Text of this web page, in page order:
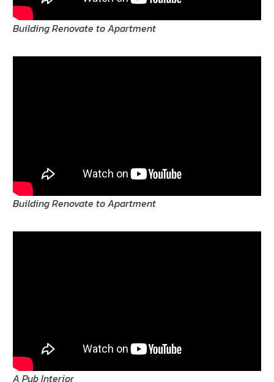
Building Renovate to Apartment
Building Renovate to Apartment
A Pub Interior